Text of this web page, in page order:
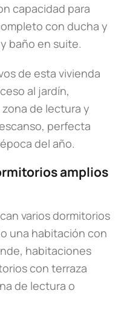
capacidad para
con ducha y
baño en suite.
de esta vivienda
al jardín,
de lectura y
perfecta
del año.
amplios
varios dormitorios
una habitación con
habitaciones
con terraza
de lectura o